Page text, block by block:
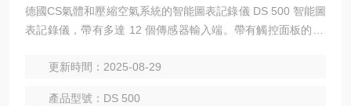
德國CS氣體和壓縮空氣系統的智能圖表記錄儀 DS 500 智能圖
表記錄儀，帶有多達 12 個傳感器輸入端。帶有觸控面板的 7″
更新時間：2025-08-29
產品型號：DS 500